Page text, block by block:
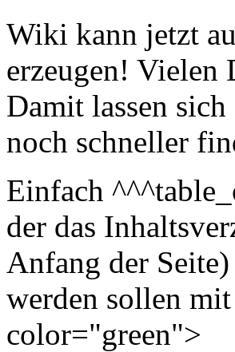
Wiki kann jetzt
erzeugen! Vielen
Damit lassen
noch schneller
Einfach
der das
Anfang der
werden sollen
color="green">